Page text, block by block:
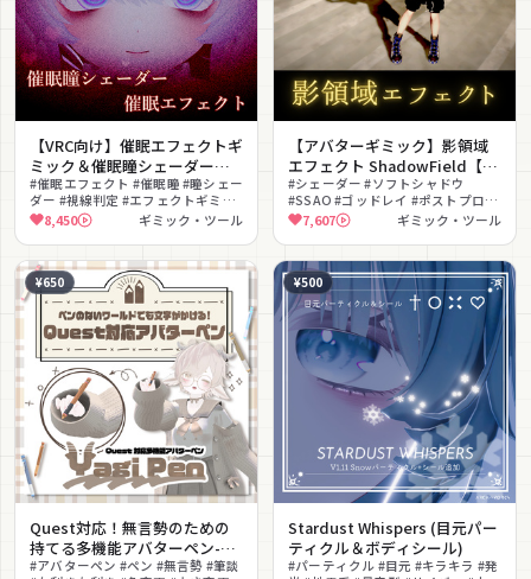
【VRC向け】催眠エフェクトギ
ミック＆催眠瞳シェーダー
V1.4
#催眠エフェクト #催眠瞳 #瞳シェー
ダー #視線判定 #エフェクトギミッ
ク #アイテクスチャ #演出 #ローカ
ル表示 #撮影向け #アニメーション
8,450 ギミック・ツール
【アバターギミック】影領域
エフェクト ShadowField【影
シェーダー】
#シェーダー #ソフトシャドウ
#SSAO #ゴッドレイ #ポストプロセ
ス #撮影向け #演出 #ライティング #
視界ジャック
7,607 ギミック・ツール
¥650
Quest対応！無言勢のための
持てる多機能アバターペン-
YagiPen
#アバターペン #ペン #無言勢 #筆談
¥500
Stardust Whispers (目元パー
ティクル＆ボディシール)
#パーティクル #目元 #キラキラ #発